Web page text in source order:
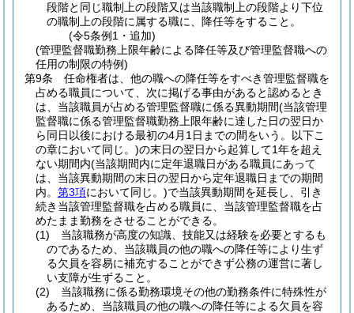
段階と同じ職制上の段階又は当該職制上の段階より下位
の職制上の段階に属する職に、降任等をすること。
(令5条例1・追加)
(管理監督職勤務上限年齢による降任等及び管理監督職への
任用の制限の特例)
第9条
任命権者は、他の職への降任等をすべき管理監督職を
占める職員について、次に掲げる事由があると認めるとき
は、当該職員が占める管理監督職に係る異動期間(当該管理
監督職に係る管理監督職勤務上限年齢に達した日の翌日か
ら同日以後における最初の4月1日までの間をいう。以下こ
の章において同じ。)の末日の翌日から起算して1年を超え
ない期間内(当該期間内に定年退職日がある職員にあって
は、当該異動期間の末日の翌日から定年退職日までの期間
内。 第3項において同じ。)で当該異動期間を延長し、引き
続き当該管理監督職を占める職員に、当該管理監督職を占
めたまま勤務をさせることができる。
(1)
当該職務が高度の知識、技能又は経験を必要とするも
のであるため、当該職員の他の職への降任等により生ず
る欠員を容易に補充することができず公務の運営に著し
い支障が生ずること。
(2)
当該職務に係る勤務環境その他の勤務条件に特殊性が
あるため、当該職員の他の職への降任等による欠員を容